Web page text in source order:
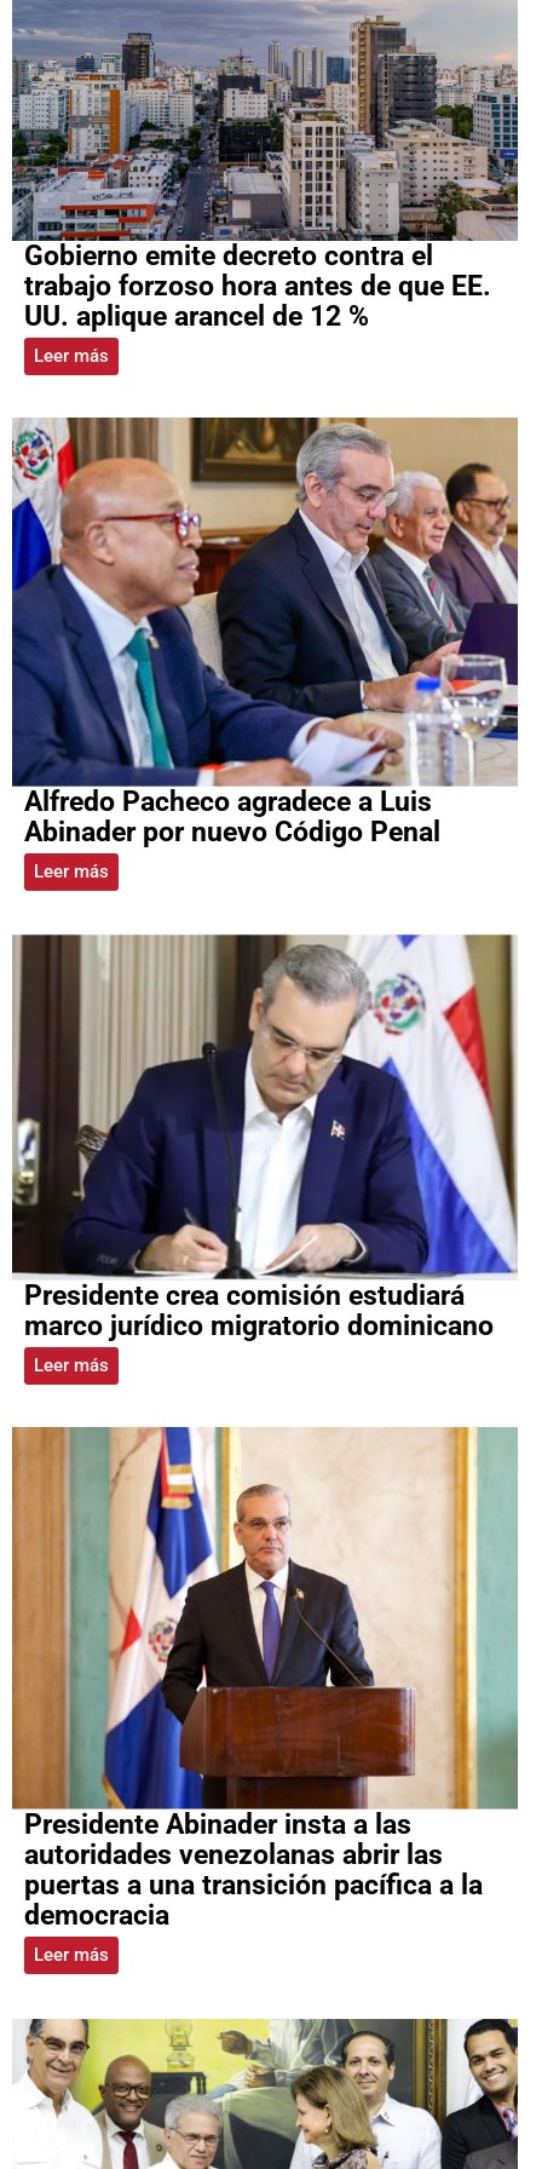
Gobierno emite decreto contra el
trabajo forzoso hora antes de que EE.
UU. aplique arancel de 12 %
Leer más
Alfredo Pacheco agradece a Luis
Abinader por nuevo Código Penal
Leer más
Presidente crea comisión estudiará
marco jurídico migratorio dominicano
Leer más
Presidente Abinader insta a las
autoridades venezolanas abrir las
puertas a una transición pacífica a la
democracia
Leer más